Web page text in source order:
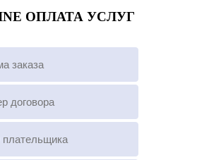
ОПЛАТА УСЛУГ